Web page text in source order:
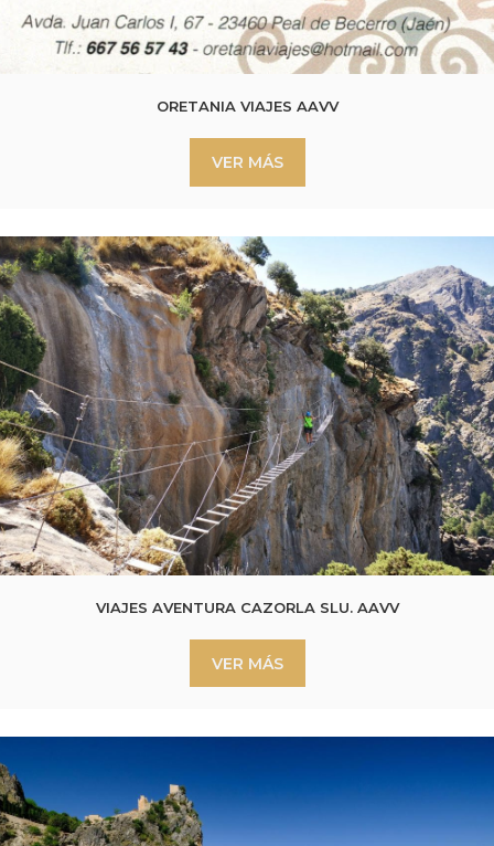
ORETANIA VIAJES AAVV
VER MÁS
VIAJES AVENTURA CAZORLA SLU. AAVV
VER MÁS